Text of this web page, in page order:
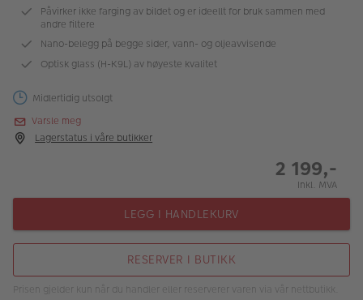
Lagersalg
Bildeprodukter
Fotokurs
Inspirasjon
Påvirker ikke farging av bildet og er ideellt for bruk sammen med
andre filtere
Nano-belegg på begge sider, vann- og oljeavvisende
Optisk glass (H-K9L) av høyeste kvalitet
Midlertidig utsolgt
Varsle meg
Lagerstatus i våre butikker
2 199,-
Inkl. MVA
LEGG I HANDLEKURV
RESERVER I BUTIKK
Prisen gjelder kun når du handler eller reserverer varen via vår nettbutikk.